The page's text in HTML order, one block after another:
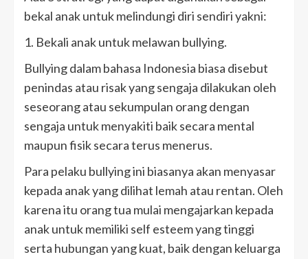
bekal anak untuk melindungi diri sendiri yakni:
1. Bekali anak untuk melawan bullying.
Bullying dalam bahasa Indonesia biasa disebut
penindas atau risak yang sengaja dilakukan oleh
seseorang atau sekumpulan orang dengan
sengaja untuk menyakiti baik secara mental
maupun fisik secara terus menerus.
Para pelaku bullying ini biasanya akan menyasar
kepada anak yang dilihat lemah atau rentan. Oleh
karena itu orang tua mulai mengajarkan kepada
anak untuk memiliki self esteem yang tinggi
serta hubungan yang kuat, baik dengan keluarga